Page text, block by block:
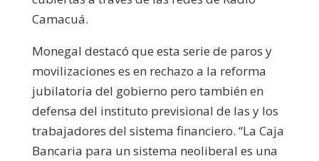
Camacuá.
Monegal destacó que esta serie de paros y
movilizaciones es en rechazo a la reforma
jubilatoria del gobierno pero también en
defensa del instituto previsional de las y los
trabajadores del sistema financiero. “La Caja
Bancaria para un sistema neoliberal es una